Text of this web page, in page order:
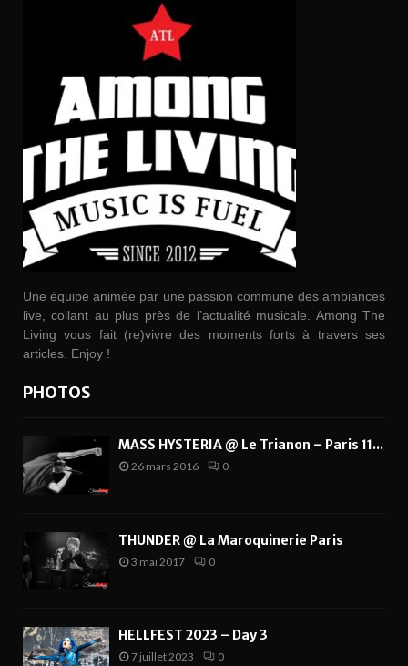
Une équipe animée par une passion commune des ambiances
live, collant au plus près de l’actualité musicale. Among The
Living vous fait (re)vivre des moments forts à travers ses
articles. Enjoy !
PHOTOS
MASS HYSTERIA @ Le Trianon – Paris 11...
26 mars 2016 0
THUNDER @ La Maroquinerie Paris
3 mai 2017 0
HELLFEST 2023 – Day 3
7 juillet 2023 0